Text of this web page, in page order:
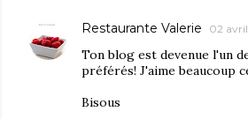
Restaurante Valerie 02
Ton blog est devenue l'un
préférés! J'aime beaucoup
Bisous